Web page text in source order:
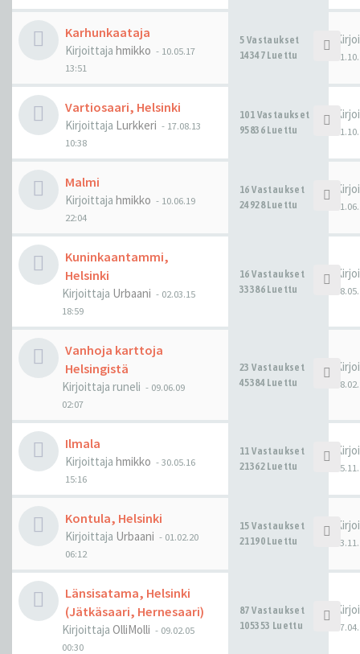
Karhunkaataja
Kirjoittaja hmikko - 10.05.17
13:51
5 Vastaukset
14347 Luettu
Vartiosaari, Helsinki
Kirjoittaja Lurkkeri - 17.08.13
10:38
101 Vastaukset
95836 Luettu
Malmi
Kirjoittaja hmikko - 10.06.19
22:04
16 Vastaukset
24928 Luettu
Kuninkaantammi,
Helsinki
Kirjoittaja Urbaani - 02.03.15
18:59
16 Vastaukset
33386 Luettu
Vanhoja karttoja
Helsingistä
Kirjoittaja runeli - 09.06.09
02:07
23 Vastaukset
45384 Luettu
Ilmala
Kirjoittaja hmikko -30.05.16
15:16
11 Vastaukset
21362 Luettu
Kontula, Helsinki
Kirjoittaja Urbaani - 01.02.20
06:12
15 Vastaukset
21190 Luettu
Länsisatama, Helsinki
(Jätkäsaari, Hernesaari)
Kirjoittaja OlliMolli - 09.02.05
00:30
87 Vastaukset
105353 Luettu